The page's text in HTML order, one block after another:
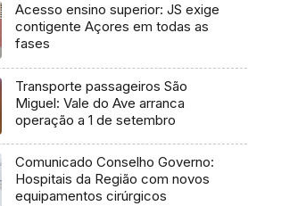
Acesso ensino superior: JS exige
contigente Açores em todas as
fases
Transporte passageiros São
Miguel: Vale do Ave arranca
operação a 1 de setembro
Comunicado Conselho Governo:
Hospitais da Região com novos
equipamentos cirúrgicos